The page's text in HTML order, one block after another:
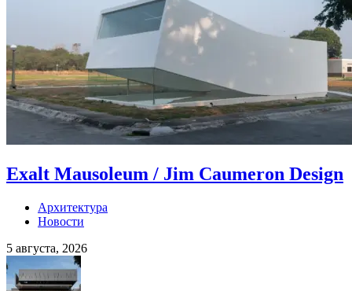
Exalt Mausoleum / Jim Caumeron Design
Архитектура
Новости
5 августа, 2026